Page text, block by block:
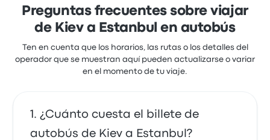
quejaron de el wifi. Los billetes de LIKEBUS para este
viaje cuestan como mínimo 69 €
Preguntas frecuentes sobre viajar
de Kiev a Estanbul en autobús
Ten en cuenta que los horarios, las rutas o los detalles del
operador que se muestran aquí pueden actualizarse o variar
en el momento de tu viaje.
¿Cuánto cuesta el billete de
autobús de Kiev a Estanbul?